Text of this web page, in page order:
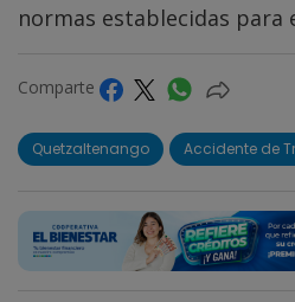
normas establecidas para
Comparte
Quetzaltenango Accidente de